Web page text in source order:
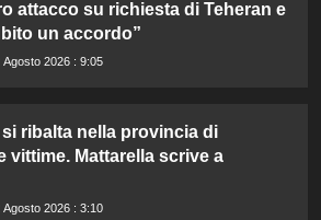
attacco su richiesta di Teheran e
un accordo”
Agosto 2026 : 9:05
ribalta nella provincia di
vittime. Mattarella scrive a
Agosto 2026 : 3:10